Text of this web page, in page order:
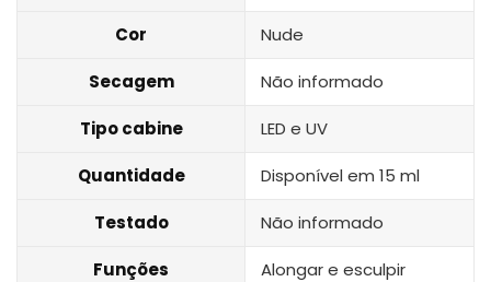
Cor Nude
Secagem Não informado
Tipo cabine LED e UV
Quantidade Disponível em 15 ml
Testado Não informado
Funções Alongar e esculpir